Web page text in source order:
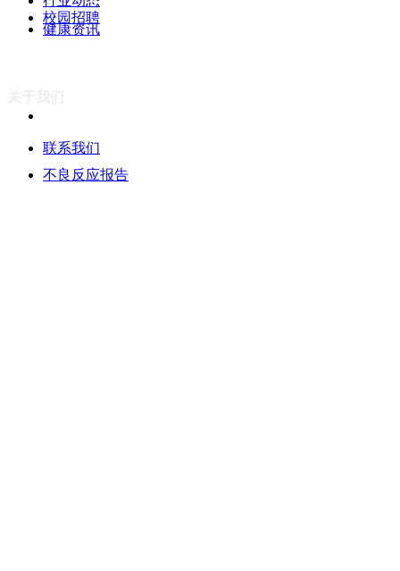
校园招聘
健康资讯
联系我们
不良反应报告